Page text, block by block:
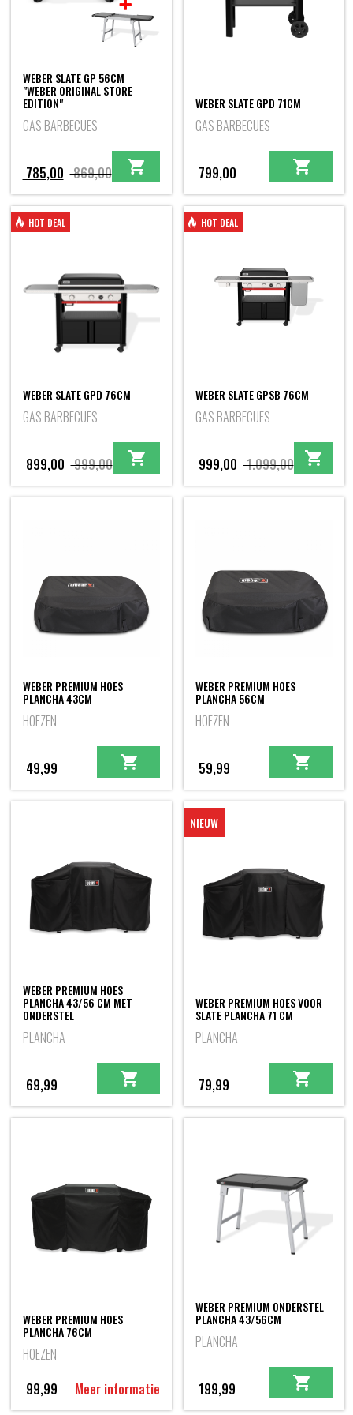
WEBER SLATE GP 56CM
"WEBER ORIGINAL STORE
EDITION"
GAS BARBECUES
869,00Oorspronkelijke
prijs
was:
785,00
Huidige
prijs
is:
WEBER SLATE GPD 71CM
GAS BARBECUES
799,00
HOT DEAL
WEBER SLATE GPD 76CM
GAS BARBECUES
999,00Oorspronkelijke
prijs
was:
899,00
Huidige
prijs
is:
HOT DEAL
WEBER SLATE GPSB 76CM
GAS BARBECUES
1.099,00
prijs
was:
999,00
Huidige
prijs
is:
WEBER PREMIUM HOES
PLANCHA 43CM
HOEZEN
49,99
WEBER PREMIUM HOES
PLANCHA 56CM
HOEZEN
59,99
WEBER PREMIUM HOES
PLANCHA 43/56 CM MET
ONDERSTEL
PLANCHA
69,99
NIEUW
WEBER PREMIUM HOES VOOR
SLATE PLANCHA 71 CM
PLANCHA
79,99
WEBER PREMIUM HOES
PLANCHA 76CM
HOEZEN
99,99
Meer informatie
WEBER PREMIUM ONDERSTEL
PLANCHA 43/56CM
PLANCHA
199,99